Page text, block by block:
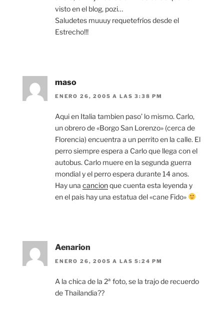
visto en el blog, pozi…
Saludetes muuuy requetefríos desde el
Estrecho!!!
maso
ENERO 26, 2005 A LAS 3:38 PM
Aqui en Italia tambien paso’ lo mismo. Carlo,
un obrero de «Borgo San Lorenzo» (cerca de
Florencia) encuentra a un perrito en la calle. El
perro siempre espera a Carlo que llega con el
autobus. Carlo muere en la segunda guerra
mondial y el perro espera durante 14 anos.
Hay una cancionque cuenta esta leyenda y
en el pais hay una estatua del «cane Fido»
Aenarion
ENERO 26, 2005 A LAS 5:24 PM
A la chica de la 2ª foto, se la trajo de recuerdo
de Thailandia??